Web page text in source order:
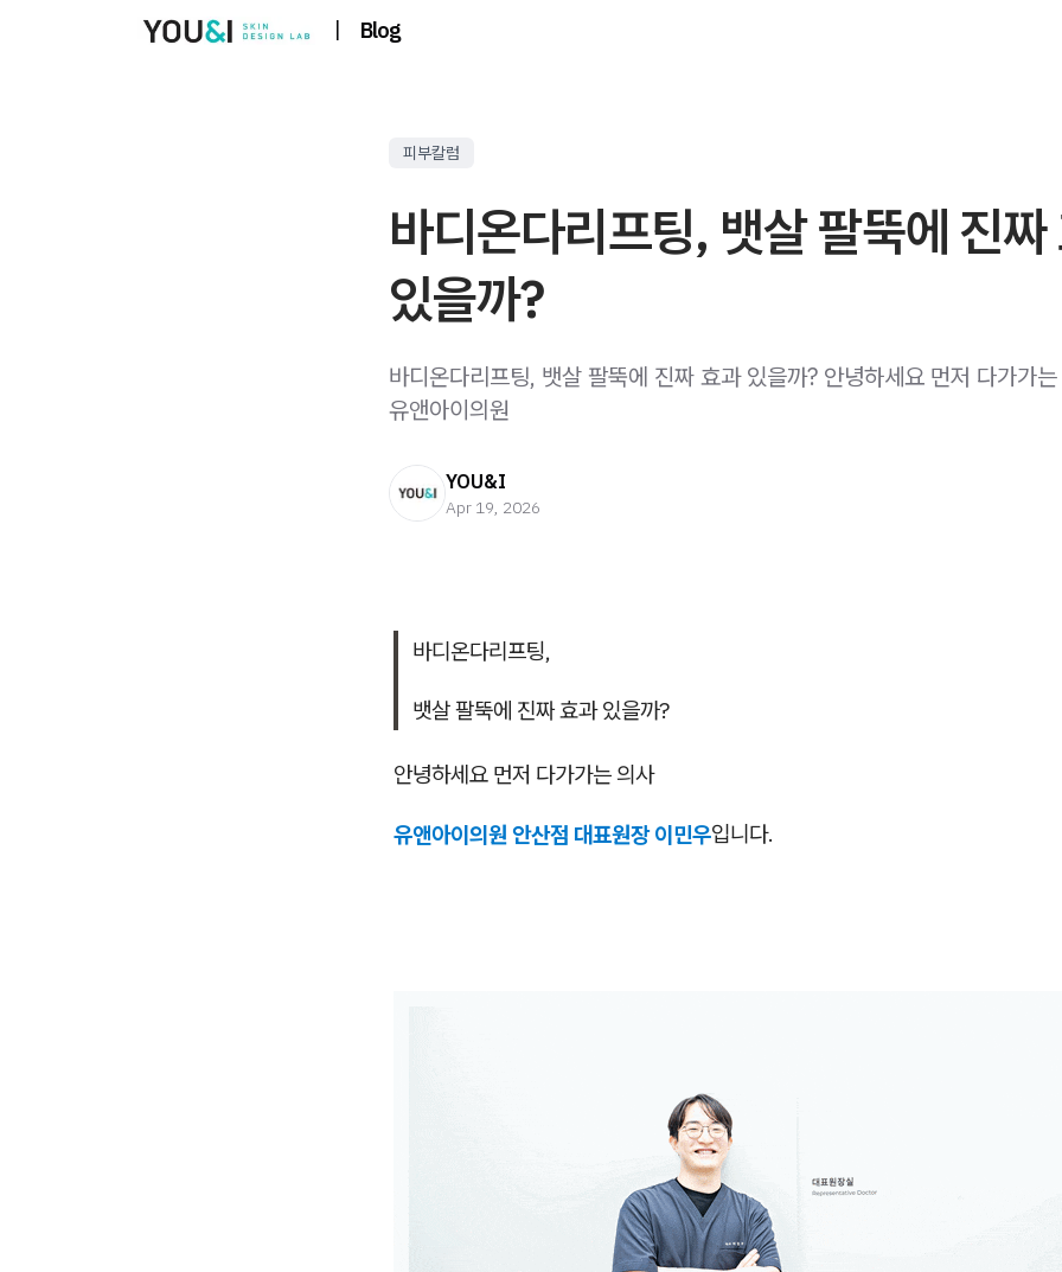
| Blog
피부칼럼
바디온다리프팅, 뱃살 팔뚝에 진짜
있을까?
바디온다리프팅, 뱃살 팔뚝에 진짜 효과 있을까? 안녕하세요 먼저 다가가
유앤아이의원
YOU&I
Apr 19, 2026
바디온다리프팅,
뱃살 팔뚝에 진짜 효과 있을까?
안녕하세요 먼저 다가가는 의사
유앤아이의원 안산점 대표원장 이민우입니다.